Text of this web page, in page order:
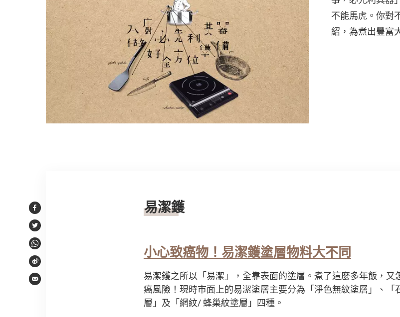
不能馬虎。你對
紹，為煮出豐富
Facebook
Twitter
WhatsApp
Weibo
Email
易潔鑊
小心致癌物！ 易潔鑊塗層物料大不同
易潔鑊之所以「易潔」，全靠表面的塗層。煮了這麼多年飯，又
癌風險！現時市面上的易潔塗層主要分為「淨色無紋塗層」、「
層」及「網紋/ 蜂巢紋塗層」四種。